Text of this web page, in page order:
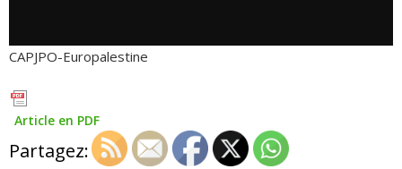
CAPJPO-Europalestine
Article en PDF
Partagez: